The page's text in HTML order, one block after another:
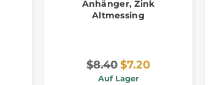
Anhänger, Zink
Altmessing
$8.40 $7.20
Auf Lager